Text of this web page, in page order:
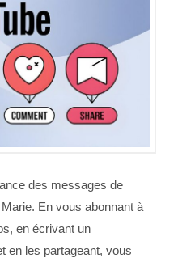
des messages de
En vous abonnant à
en écrivant un
en les partageant, vous